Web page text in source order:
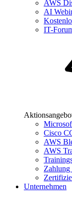
AWS
AI
IT-
Cisco
AWS
AWS
Zahlung
Unternehmen